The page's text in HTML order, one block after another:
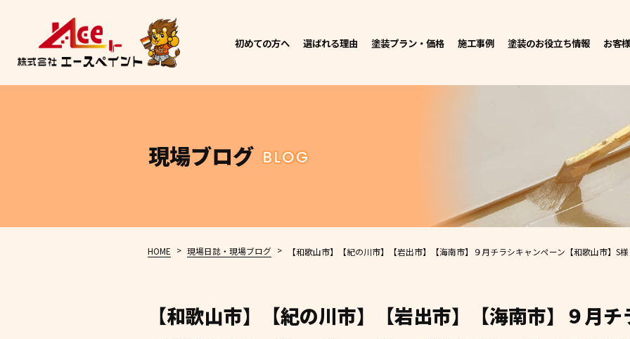
初めての方へ 選ばれる理由 塗装プラン・価格 施工事例 塗装のお役立ち情報 お客
現場ブログ BLOG
HOME > 現場日誌・現場ブログ > 【和歌山市】【紀の川市】【岩出市】【海南市】９月チラシキャンペーン【和歌山市】S様 F様 U様 【橋本市】
【和歌山市】【紀の川市】【岩出市】【海南市】９月